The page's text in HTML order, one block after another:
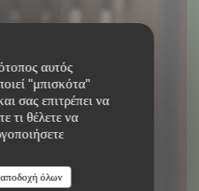
αυτός
"μπισκότα"
σας επιτρέπει να
τι θέλετε να
όλων